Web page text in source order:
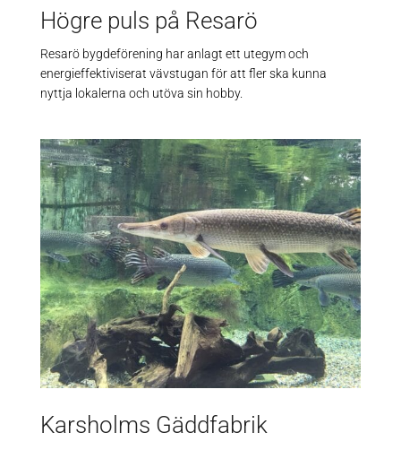
Högre puls på Resarö
Resarö bygdeförening har anlagt ett utegym och
energieffektiviserat vävstugan för att fler ska kunna
nyttja lokalerna och utöva sin hobby.
Karsholms Gäddfabrik